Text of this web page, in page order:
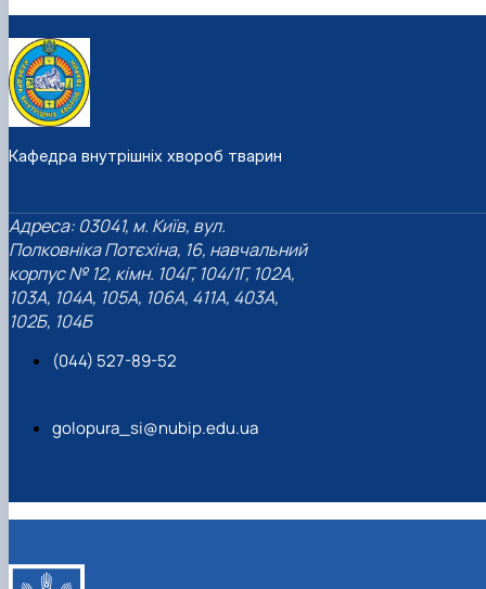
Кафедра внутрішніх хвороб тварин
Адреса: 03041, м. Київ, вул.
Полковніка Потєхіна, 16, навчальний
корпус № 12, кімн. 104Г, 104/1Г, 102А,
103А, 104А, 105А, 106А, 411А, 403А,
102Б, 104Б
(044) 527-89-52
golopura_si@nubip.edu.ua